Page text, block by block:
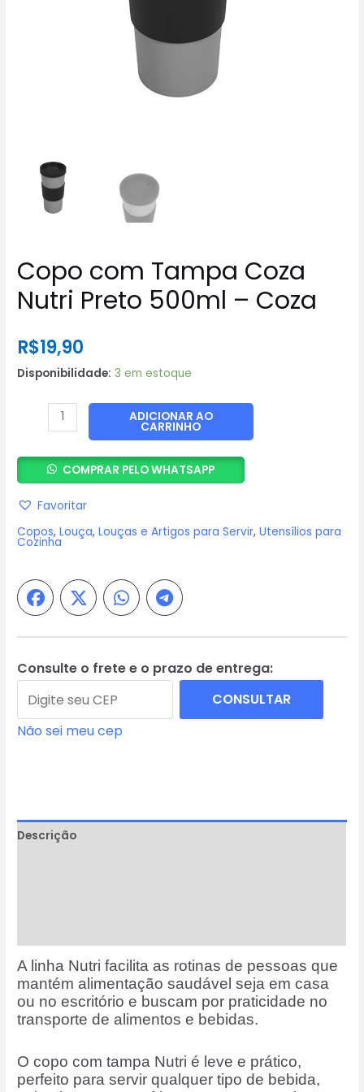
Copo com Tampa Coza
Nutri Preto 500ml – Coza
R$19,90
Disponibilidade: 3 em estoque
Preto
500ml
quantidade
ADICIONAR AO
CARRINHO
COMPRAR PELO WHATSAPP
Favoritar
Copos,Louça,Louças e Artigos para Servir,Utensílios para
Cozinha
Consulte o frete e o prazo de entrega:
CONSULTAR
Não sei meu cep
Descrição
A linha Nutri facilita as rotinas de pessoas que
mantém alimentação saudável seja em casa
ou no escritório e buscam por praticidade no
transporte de alimentos e bebidas.
O copo com tampa Nutri é leve e prático,
perfeito para servir qualquer tipo de bebida,